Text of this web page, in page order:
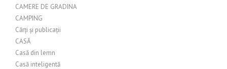
CAMERE DE GRADINA
CAMPING
Cărți și publicații
CASĂ
Casă din lemn
Casă inteligentă